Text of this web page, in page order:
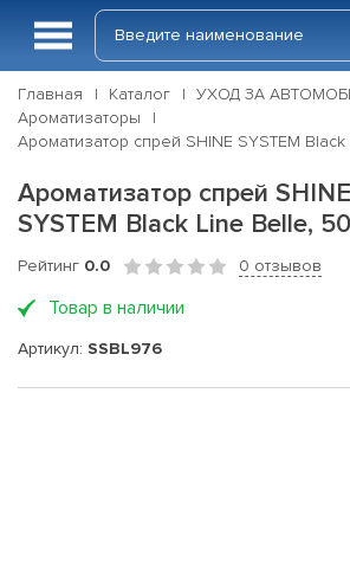
Главная Каталог
УХОД ЗА
Ароматизаторы
Ароматизатор спрей SHINE SYSTEM
Ароматизатор спрей SHINE
SYSTEM Black Line Belle,
Рейтинг 0.0 0 отзывов
Товар в наличии
Артикул: SSBL976